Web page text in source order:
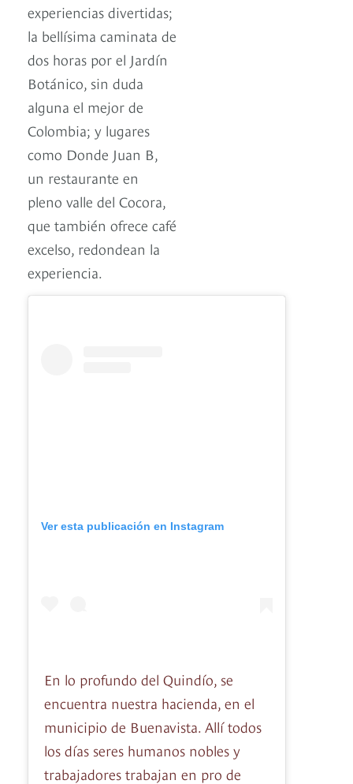
experiencias divertidas;
la bellísima caminata de
dos horas por el Jardín
Botánico, sin duda
alguna el mejor de
Colombia; y lugares
como Donde Juan B,
un restaurante en
pleno valle del Cocora,
que también ofrece café
excelso, redondean la
experiencia.
Ver esta publicación en Instagram
En lo profundo del Quindío, se
encuentra nuestra hacienda, en el
municipio de Buenavista. Allí todos
los días seres humanos nobles y
trabajadores trabajan en pro de